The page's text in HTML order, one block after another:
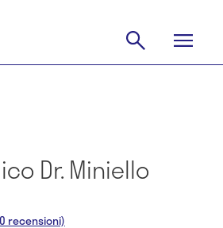
Dr. Miniello
recensioni)